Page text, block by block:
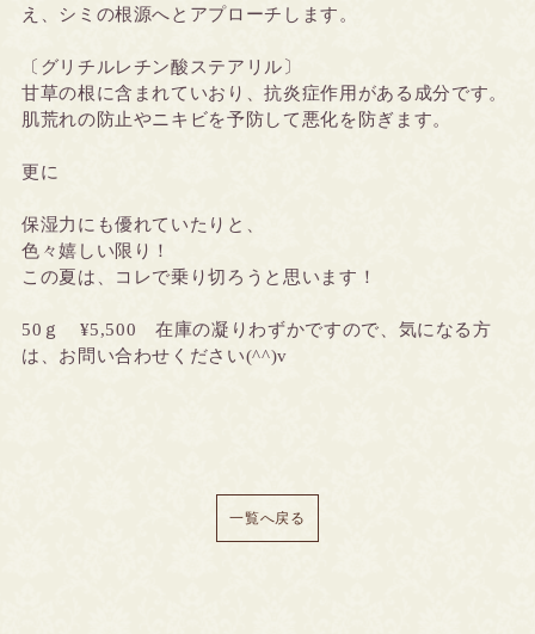
え、シミの根源へとアプローチします。
〔グリチルレチン酸ステアリル〕
甘草の根に含まれていおり、抗炎症作用がある成分です。
肌荒れの防止やニキビを予防して悪化を防ぎます。
更に
保湿力にも優れていたりと、
色々嬉しい限り！
この夏は、コレで乗り切ろうと思います！
50ｇ ¥5,500 在庫の凝りわずかですので、気になる方
は、お問い合わせください(^^)v
一覧へ戻る